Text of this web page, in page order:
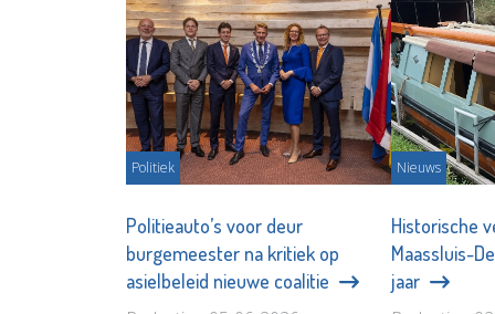
Politiek
Politieauto’s voor deur
burgemeester na kritiek op
asielbeleid nieuwe coalitie
Nieuws
Historische
Maassluis-
jaar